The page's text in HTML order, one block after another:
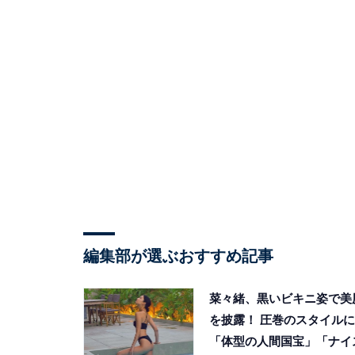
編集部が選ぶおすすめ記事
菜々緒、黒いビキニ姿で美
を披露！ 圧巻のスタイルに
「体型の人間国宝」「ナイ